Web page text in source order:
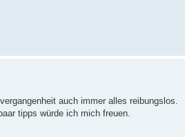
auch immer alles reibungslos.
tipps würde ich mich freuen.